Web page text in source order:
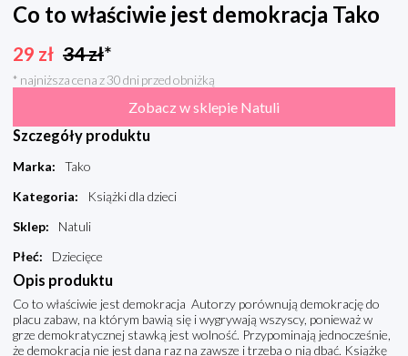
Co to właściwie jest demokracja Tako
29 zł 34zł*
* najniższa cena z 30 dni przed obniżką
Zobacz w sklepie Natuli
Szczegóły produktu
Marka:
Tako
Kategoria:
Książki dla dzieci
Sklep:
Natuli
Płeć: Dziecięce
Opis produktu
Co to właściwie jest demokracja Autorzy porównują demokrację do
placu zabaw, na którym bawią się i wygrywają wszyscy, ponieważ w
grze demokratycznej stawką jest wolność. Przypominają jednocześnie,
że demokracja nie jest dana raz na zawsze i trzeba o nią dbać. Książkę